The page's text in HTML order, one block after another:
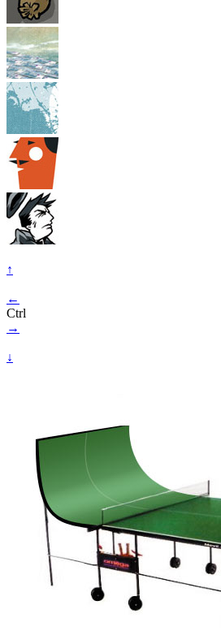
↑
←
Ctrl
→
↓